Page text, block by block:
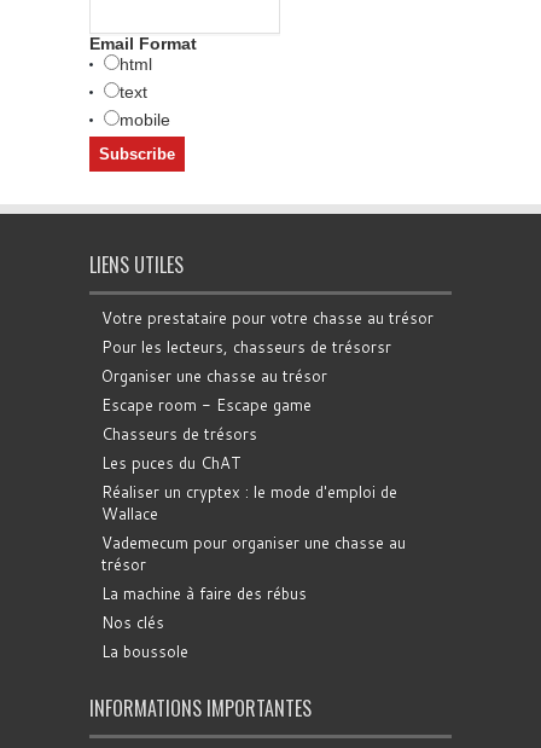
Email Format
html
text
mobile
LIENS UTILES
Votre prestataire pour votre chasse au trésor
Pour les lecteurs, chasseurs de trésorsr
Organiser une chasse au trésor
Escape room - Escape game
Chasseurs de trésors
Les puces du ChAT
Réaliser un cryptex : le mode d'emploi de
Wallace
Vademecum pour organiser une chasse au
trésor
La machine à faire des rébus
Nos clés
La boussole
INFORMATIONS IMPORTANTES